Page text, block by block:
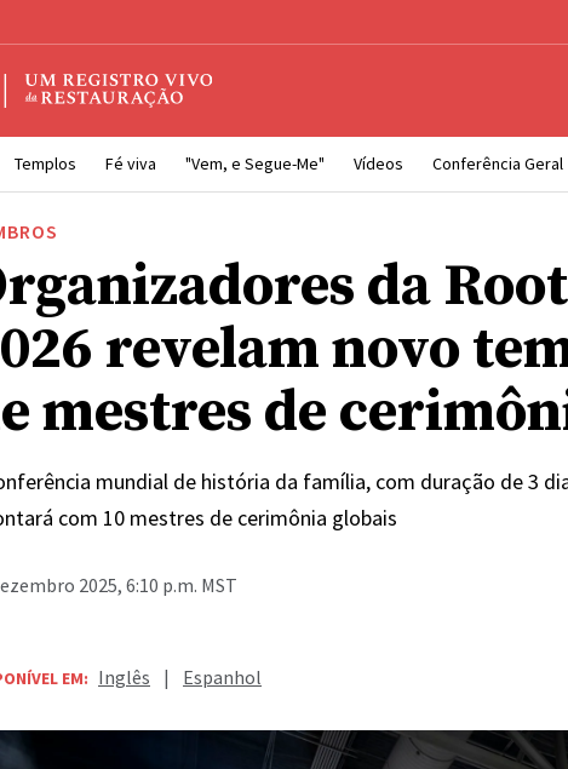
Templos Fé viva "Vem, e Segue-Me" Vídeos Conferência Geral
da
revelam novo
mestres de
mundial de história da família, com duração de 3
com 10 mestres de cerimônia globais
2025, 6:10 p.m. MST
EM: Inglês | Espanhol